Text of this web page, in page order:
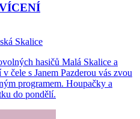
Skalice
hasičů Malá Skalice a
čele s Janem Pazderou vás zvou
programem. Houpačky a
do pondělí.